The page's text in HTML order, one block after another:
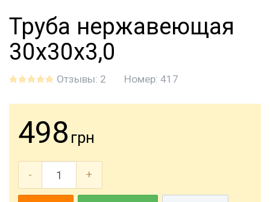
Труба нержавеющая
30х30х3,0
Отзывы: 2 Номер: 417
498 грн
- +